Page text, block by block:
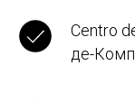
Centro
де-